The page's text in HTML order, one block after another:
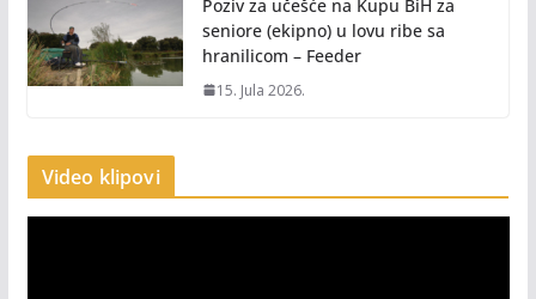
Poziv za učešće na Kupu BiH za
seniore (ekipno) u lovu ribe sa
hranilicom – Feeder
15. Jula 2026.
Video klipovi